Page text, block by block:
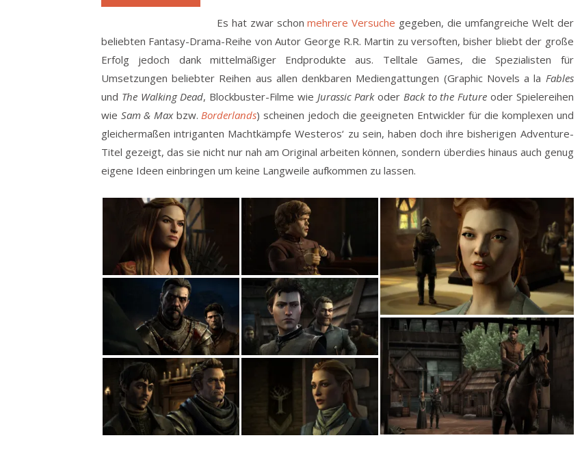
Es hat zwar schonmehrere Versuche gegeben, die umfangreiche Welt der
beliebten Fantasy-Drama-Reihe von Autor George R.R. Martin zu versoften, bisher bliebt der große
Erfolg jedoch dank mittelmäßiger Endprodukte aus. Telltale Games, die Spezialisten für
Umsetzungen beliebter Reihen aus allen denkbaren Mediengattungen (Graphic Novels a la Fables
und The Walking Dead, Blockbuster-Filme wie Jurassic Parkoder Back to the Future oder Spielereihen
wie Sam & Max bzw. Borderlands) scheinen jedoch die geeigneten Entwickler für die komplexen und
gleichermaßen intriganten Machtkämpfe Westeros‘ zu sein, haben doch ihre bisherigen Adventure-
Titel gezeigt, das sie nicht nur nah am Original arbeiten können, sondern überdies hinaus auch genug
eigene Ideen einbringen um keine Langweile aufkommen zu lassen.